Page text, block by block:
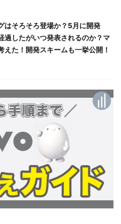
そろそろ登場か？5月に開発
過したがいつ発表されるのか？マ
た！開発スキームも一挙公開！